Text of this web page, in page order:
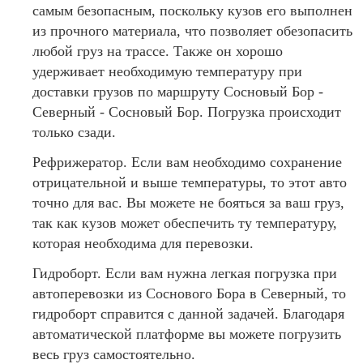
самым безопасным, поскольку кузов его выполнен
из прочного материала, что позволяет обезопасить
любой груз на трассе. Также он хорошо
удерживает необходимую температуру при
доставки грузов по маршруту Сосновый Бор -
Северный - Сосновый Бор. Погрузка происходит
только сзади.
Рефрижератор. Если вам необходимо сохранение
отрицательной и выше температуры, то этот авто
точно для вас. Вы можете не бояться за ваш груз,
так как кузов может обеспечить ту температуру,
которая необходима для перевозки.
Гидроборт. Если вам нужна легкая погрузка при
автоперевозки из Соснового Бора в Северный, то
гидроборт справится с данной задачей. Благодаря
автоматической платформе вы можете погрузить
весь груз самостоятельно.